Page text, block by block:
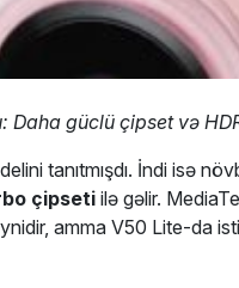
güclü çipset və
tanıtmışdı. İndi isə
çipseti ilə gəlir.
amma V50 Lite-da